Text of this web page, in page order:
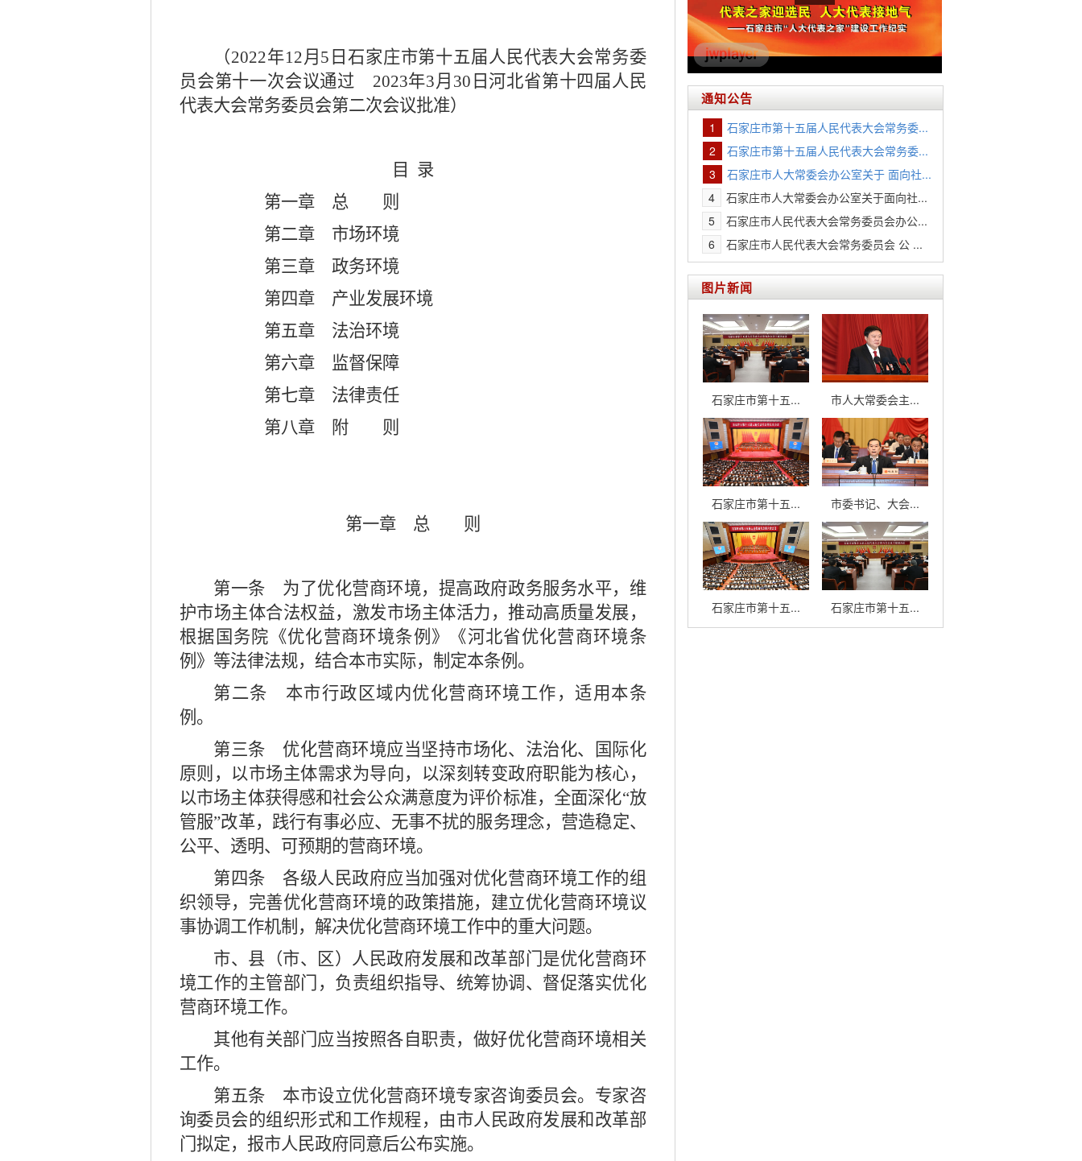
（2022年12月 5 日石家庄市第十五届人民代表大会常务委
员会第十一次会议通过 2023年3月 30 日河北省第十四届人民
代表大会常务委员会第二次会议批准）
目
录
第一章 总 则
第二章 市场环境
第三章 政务环境
第四章 产业发展环境
第五章 法治环境
第六章 监督保障
第七章 法律责任
第八章 附 则
第一章 总 则
第一条 为了优化营商环境，提高政府政务服务水平，维
护市场主体合法权益，激发市场主体活力，推动高质量发展，
根据国务院《优化营商环境条例》《河北省优化营商环境条
例》等法律法规，结合本市实际，制定本条例。
第二条 本市行政区域内优化营商环境工作，适用本条
例。
第三条 优化营商环境应当坚持市场化、法治化、国际化
原则，以市场主体需求为导向，以深刻转变政府职能为核心，
以市场主体获得感和社会公众满意度为评价标准，全面深化“放
管服”改革，践行有事必应、无事不扰的服务理念，营造稳定、
公平、透明、可预期的营商环境。
第四条 各级人民政府应当加强对优化营商环境工作的组
织领导，完善优化营商环境的政策措施，建立优化营商环境议
事协调工作机制，解决优化营商环境工作中的重大问题。
市、县（市、区）人民政府发展和改革部门是优化营商环
境工作的主管部门，负责组织指导、统筹协调、督促落实优化
营商环境工作。
其他有关部门应当按照各自职责，做好优化营商环境相关
工作。
第五条 本市设立优化营商环境专家咨询委员会。专家咨
询委员会的组织形式和工作规程，由市人民政府发展和改革部
门拟定，报市人民政府同意后公布实施。
通知公告
1
石家庄市第十五届人民代表大会常务委...
2
石家庄市第十五届人民代表大会常务委...
3
石家庄市人大常委会办公室关于 面向社...
4
石家庄市人大常委会办公室关于面向社...
5
石家庄市人民代表大会常务委员会办公...
6
石家庄市人民代表大会常务委员会 公 ...
图片新闻
石家庄市第十五... 市人大常委会主...
石家庄市第十五... 市委书记、大会...
石家庄市第十五... 石家庄市第十五...